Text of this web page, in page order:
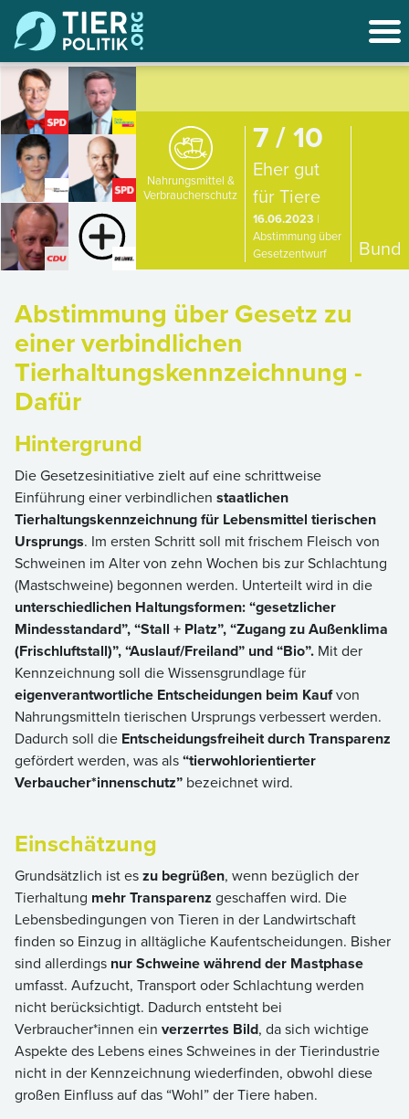
Nahrungsmittel &
Verbraucherschutz
7 / 10
Eher gut
für Tiere
16.06.2023 |
Abstimmung über
Gesetzentwurf
Bund
Abstimmung über Gesetz zu
einer verbindlichen
Tierhaltungskennzeichnung -
Dafür
Hintergrund
Die Gesetzesinitiative zielt auf eine schrittweise
Einführung einer verbindlichen staatlichen
Tierhaltungskennzeichnung für Lebensmittel tierischen
Ursprungs. Im ersten Schritt soll mit frischem Fleisch von
Schweinen im Alter von zehn Wochen bis zur Schlachtung
(Mastschweine) begonnen werden. Unterteilt wird in die
unterschiedlichen Haltungsformen: “gesetzlicher
Mindesstandard”, “Stall + Platz”, “Zugang zu Außenklima
(Frischluftstall)”, “Auslauf/Freiland” und “Bio”. Mit der
Kennzeichnung soll die Wissensgrundlage für
eigenverantwortliche Entscheidungen beim Kaufvon
Nahrungsmitteln tierischen Ursprungs verbessert werden.
Dadurch soll die Entscheidungsfreiheit durch Transparenz
gefördert werden, was als“tierwohlorientierter
Verbaucher*innenschutz” bezeichnet wird.
Einschätzung
Grundsätzlich ist eszu begrüßen, wenn bezüglich der
Tierhaltung mehr Transparenz geschaffen wird. Die
Lebensbedingungen von Tieren in der Landwirtschaft
finden so Einzug in alltägliche Kaufentscheidungen. Bisher
sind allerdings nur Schweine während der Mastphase
umfasst. Aufzucht, Transport oder Schlachtung werden
nicht berücksichtigt. Dadurch entsteht bei
Verbraucher*innen ein verzerrtes Bild, da sich wichtige
Aspekte des Lebens eines Schweines in der Tierindustrie
nicht in der Kennzeichnung wiederfinden, obwohl diese
großen Einfluss auf das “Wohl” der Tiere haben.